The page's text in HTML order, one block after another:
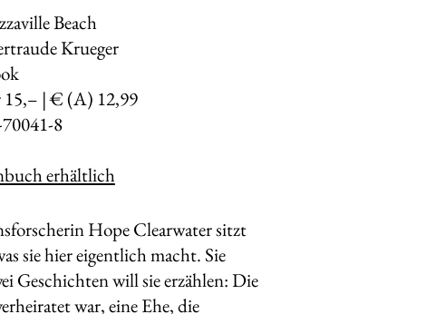
Beach
Krueger
| € (A) 12,99
8
erhältlich
Hope Clearwater sitzt
sie hier eigentlich macht. Sie
Geschichten will sie erzählen: Die
war, eine Ehe, die